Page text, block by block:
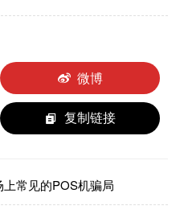
微博
复制链接
常见的POS机骗局